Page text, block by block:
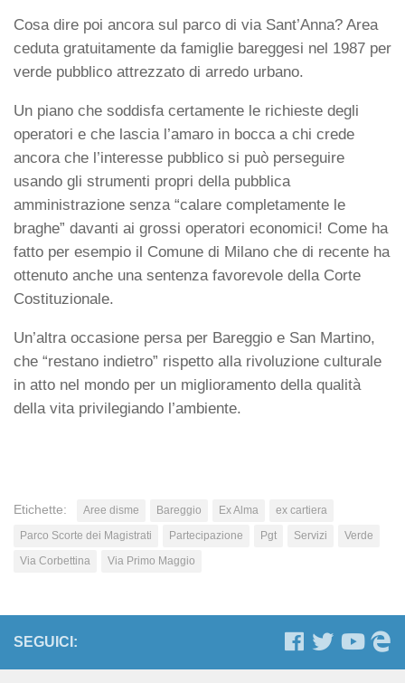
Cosa dire poi ancora sul parco di via Sant’Anna? Area
ceduta gratuitamente da famiglie bareggesi nel 1987 per
verde pubblico attrezzato di arredo urbano.
Un piano che soddisfa certamente le richieste degli
operatori e che lascia l’amaro in bocca a chi crede
ancora che l’interesse pubblico si può perseguire
usando gli strumenti propri della pubblica
amministrazione senza “calare completamente le
braghe” davanti ai grossi operatori economici! Come ha
fatto per esempio il Comune di Milano che di recente ha
ottenuto anche una sentenza favorevole della Corte
Costituzionale.
Un’altra occasione persa per Bareggio e San Martino,
che “restano indietro” rispetto alla rivoluzione culturale
in atto nel mondo per un miglioramento della qualità
della vita privilegiando l’ambiente.
Etichette: Aree disme Bareggio Ex Alma
ex cartiera
Parco Scorte dei Magistrati
Partecipazione Pgt Servizi
Verde
Via Corbettina
Via Primo Maggio
SEGUICI: